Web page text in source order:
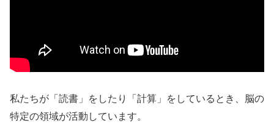
私たちが「読書」をしたり「計算」をしているとき、脳の
特定の領域が活動しています。